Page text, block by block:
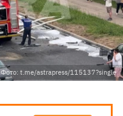
Фото: t.me/astrapress/115137?single